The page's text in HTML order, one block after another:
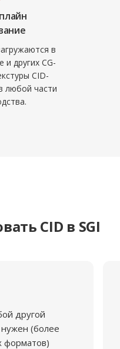
в
и других CG-
CID-
любой части
CID в SGI
другой
(более
форматов)